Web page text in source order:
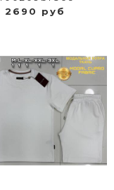
2690 руб